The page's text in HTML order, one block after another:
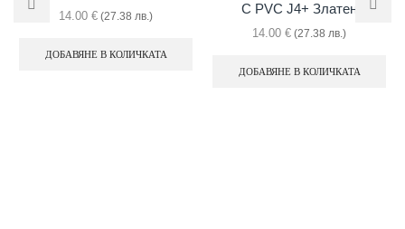
14.00 € (27.38 лв.)
ДОБАВЯНЕ В КОЛИЧКАТА
С PVC J4+ Златен
14.00 € (27.38 лв.)
ДОБАВЯНЕ В КОЛИЧКАТА